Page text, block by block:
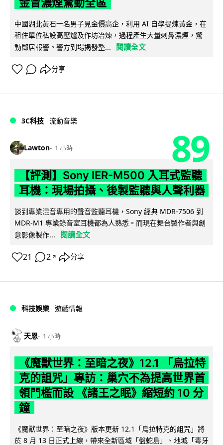
中國湖北黃石一名男子見金價高企，利用 AI 自學提煉黃金，在
租住單位私設高壓爐及作坊冶煉，過程產生大量刺鼻濃煙，驚
動鄰居報警。警方到場揭發整...
閱讀全文
分享
3C科技 流動音樂
Lawton 1 小時 89
【評測】Sony IER-M500 入耳式監聽
耳機：現場拍攝、後製監聽與人聲利器
談到專業混音專用的聲音監聽耳機，Sony 經典 MDR-7506 到
MDR-M1 專業錄音室耳機都為人熟悉。而現在舞台製作者與創
意影像製作...
閱讀全文
21 2 ↗ 分享
科技娛樂 遊戲情報
天恩 1 小時
《魔獸世界：至暗之夜》12.1 「烏拉特
克的詛咒」專訪：巢穴不為提高世界首
領門檻而設 《諸王之眠》縮短約 10 分
鐘
《魔獸世界：至暗之夜》版本更新 12.1「烏拉特克的詛咒」將
於 8 月 13 日正式上線，帶來全新區域「盤蛇島」、地城「毒牙